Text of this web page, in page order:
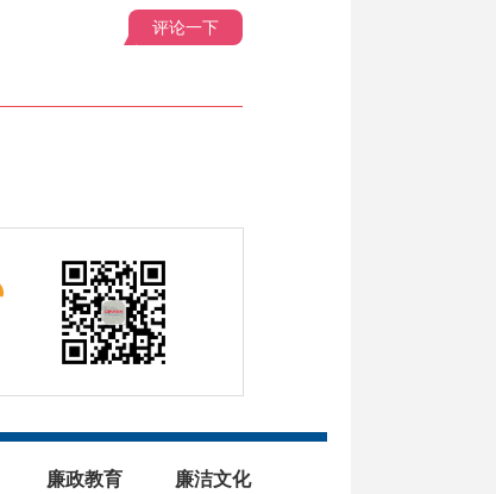
评论一下
廉政教育 廉洁文化